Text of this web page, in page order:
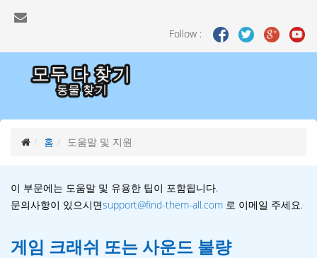
Follow :
홈 도움말 및 지원
이 부문에는 도움말 및 유용한 팁이 포함됩니다.
문의사항이 있으시면support@find-them-all.com 로 이메일 주세요.
게임 크래쉬 또는 사운드 불량